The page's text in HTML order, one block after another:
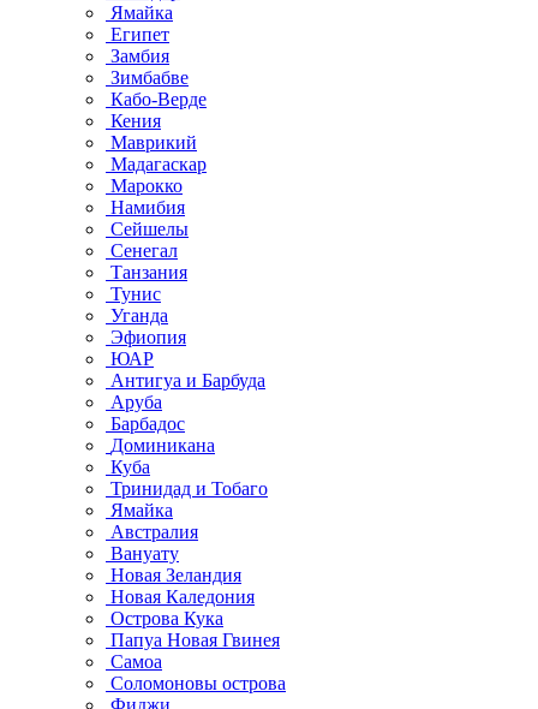
Ямайка
Египет
Замбия
Зимбабве
Кабо-Верде
Кения
Маврикий
Мадагаскар
Марокко
Намибия
Сейшелы
Сенегал
Танзания
Тунис
Уганда
Эфиопия
ЮАР
Антигуа и Барбуда
Аруба
Барбадос
Доминикана
Куба
Тринидад и Тобаго
Ямайка
Австралия
Вануату
Новая Зеландия
Новая Каледония
Острова Кука
Папуа Новая Гвинея
Самоа
Соломоновы острова
Фиджи